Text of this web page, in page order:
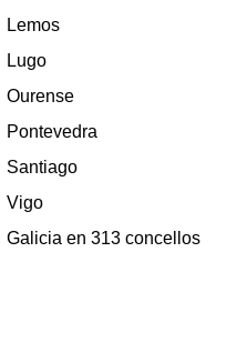
Lemos
Lugo
Ourense
Pontevedra
Santiago
Vigo
Galicia en 313 concellos